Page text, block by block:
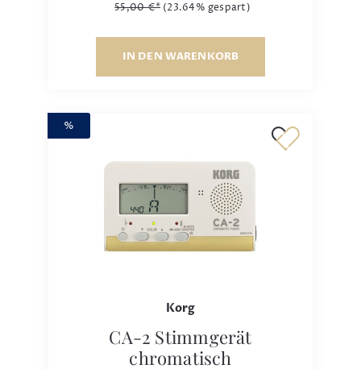
55,00 €* (23.64% gespart)
IN DEN WARENKORB
%
Korg
CA-2 Stimmgerät
chromatisch